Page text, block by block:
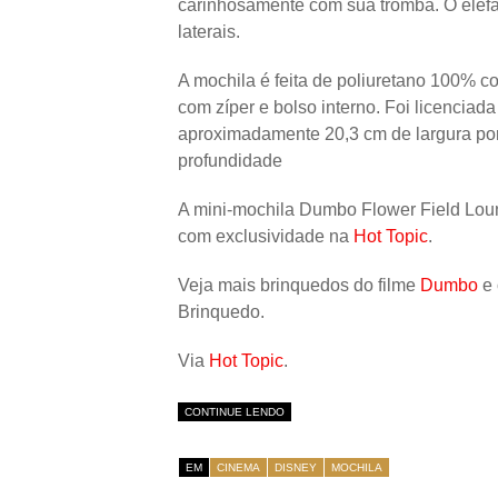
carinhosamente com sua tromba. O
laterais.
A mochila é feita de poliuretano 100%
com zíper e bolso interno. Foi
aproximadamente 20,3 cm de largura
profundidade
A mini-mochila Dumbo Flower Field
com exclusividade na Hot Topic.
Veja mais brinquedos do filme Dumbo e
Brinquedo.
Via Hot Topic.
CONTINUE LENDO
EM CINEMA DISNEY MOCHILA